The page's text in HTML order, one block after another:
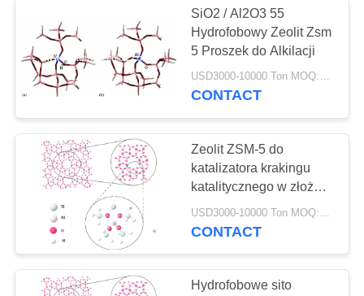
SKONTAKTUJ
SIĘ
NAMI
AKTUALNOŚCI
SPRAWY
SITEMAP
Beta Zeolit
SAPO-34 Zeolit
17
}
SiO2 / Al2O3 55
Hydrofobowy Zeolit ​​Zsm
5 Proszek do Alkilacji
USD3000-10000 Ton MOQ:1 KG
CONTACT
Zeolit ​​ZSM-5 do
katalizatora krakingu
katalitycznego w złożu
stałym
CONTACT
Hydrofobowe sito